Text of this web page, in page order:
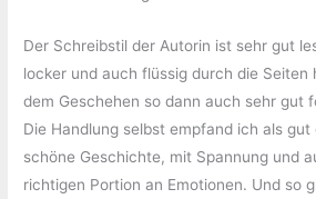
Der Schreibstil der Autorin ist sehr gut
locker und auch flüssig durch die Seiten
dem Geschehen so dann auch sehr gut
Die Handlung selbst empfand ich als
schöne Geschichte, mit Spannung und
richtigen Portion an Emotionen. Und so